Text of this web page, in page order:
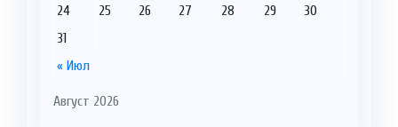
Август 2026
« Июл
24
25 26 27 28 29
30
31